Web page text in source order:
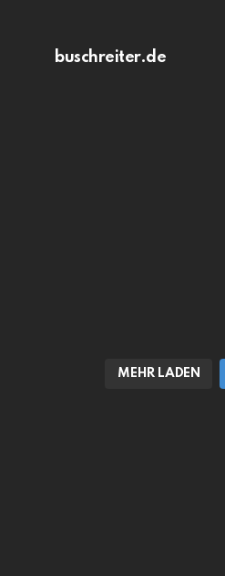
buschreiter.de
MEHR LADEN